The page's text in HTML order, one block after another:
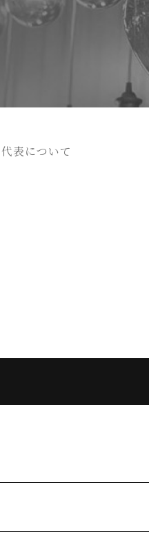
代表について